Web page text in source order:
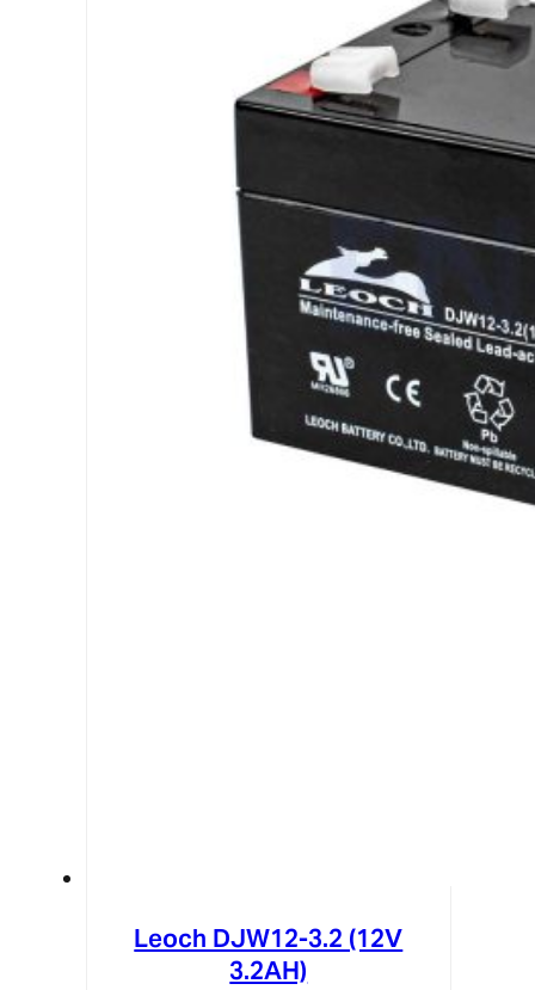
Leoch DJW12-3.2 (12V
3.2AH)